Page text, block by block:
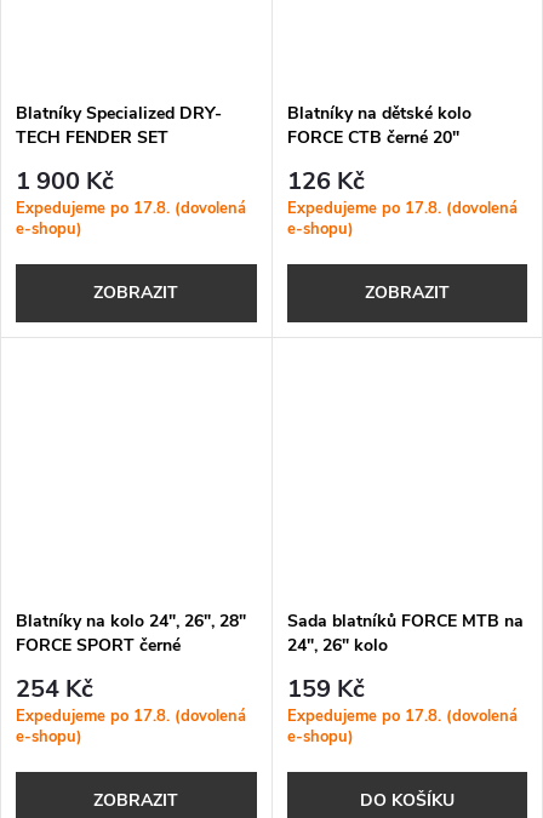
Blatníky Specialized DRY-
TECH FENDER SET
1 900 Kč
Expedujeme po 17.8. (dovolená
e-shopu)
ZOBRAZIT
Blatníky na dětské kolo
FORCE CTB černé 20"
126 Kč
Expedujeme po 17.8. (dovolená
e-shopu)
ZOBRAZIT
Blatníky na kolo 24", 26", 28"
FORCE SPORT černé
254 Kč
Expedujeme po 17.8. (dovolená
e-shopu)
ZOBRAZIT
Sada blatníků FORCE MTB na
24", 26" kolo
159 Kč
Expedujeme po 17.8. (dovolená
e-shopu)
DO KOŠÍKU